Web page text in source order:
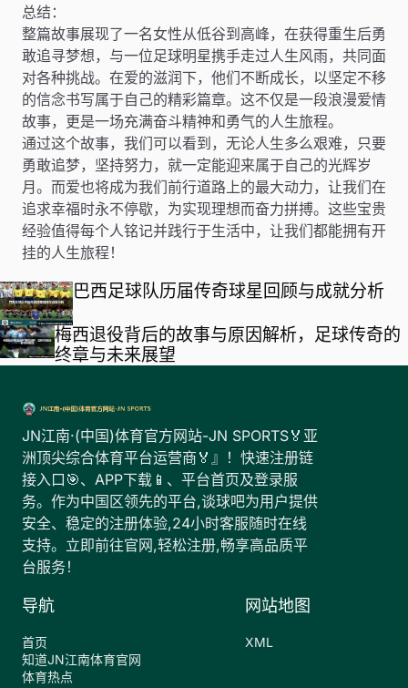
总结：
整篇故事展现了一名女性从低谷到高峰，在获得重生后勇
敢追寻梦想，与一位足球明星携手走过人生风雨，共同面
对各种挑战。在爱的滋润下，他们不断成长，以坚定不移
的信念书写属于自己的精彩篇章。这不仅是一段浪漫爱情
故事，更是一场充满奋斗精神和勇气的人生旅程。
通过这个故事，我们可以看到，无论人生多么艰难，只要
勇敢追梦，坚持努力，就一定能迎来属于自己的光辉岁
月。而爱也将成为我们前行道路上的最大动力，让我们在
追求幸福时永不停歇，为实现理想而奋力拼搏。这些宝贵
经验值得每个人铭记并践行于生活中，让我们都能拥有开
挂的人生旅程！
巴西足球队历届传奇球星回顾与成就分析
梅西退役背后的故事与原因解析，足球传奇的
终章与未来展望
JN江南·(中国)体育官方网站-JN SPORTS🏅亚
洲顶尖综合体育平台运营商🏅』！快速注册链
接入口🎯、APP下载📱、平台首页及登录服
务。作为中国区领先的平台,谈球吧为用户提供
安全、稳定的注册体验,24小时客服随时在线
支持。立即前往官网,轻松注册,畅享高品质平
台服务！
导航
首页
知道JN江南体育官网
体育热点
网站地图
XML